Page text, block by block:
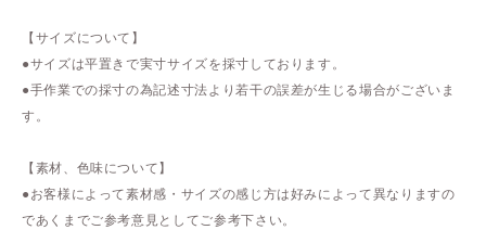
【サイズについて】
●サイズは平置きで実寸サイズを採寸しております。
●手作業での採寸の為記述寸法より若干の誤差が生じる場合がございま
す。
【素材、色味について】
●お客様によって素材感・サイズの感じ方は好みによって異なりますの
であくまでご参考意見としてご参考下さい。